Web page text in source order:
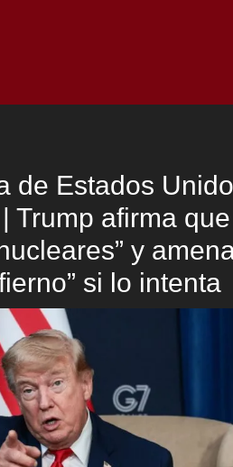
de Estados
Trump afirma que
y
si lo intenta